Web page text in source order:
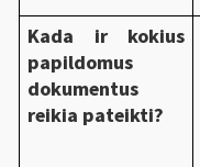
Kada ir kokius
papildomus
dokumentus
reikia pateikti?